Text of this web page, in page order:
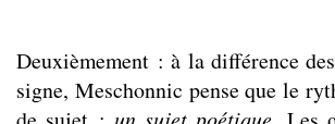
Deuxièmement : à la différence
signe, Meschonnic pense que le